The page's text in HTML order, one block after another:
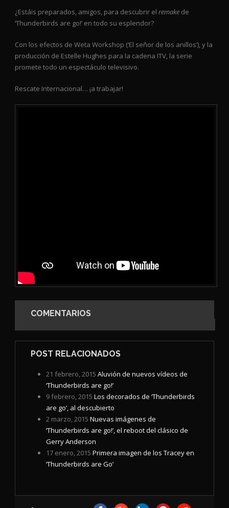
¿Estáis preparados, amigos, para descubrir el remake de
‘Thunderbirds are go!’ en todo su esplendor?
Con los efectos de Weta Workshop (‘El señor de los anillos’), y la
producción de Estelle Hughes para la cadena ITV, la serie
promete todo un espectáculo televisivo.
Rescate Internacional… ¡a trabajar!
COMENTARIOS
POST RELACIONADOS
21 febrero, 2015 Aluvión de nuevos vídeos de
‘Thunderbirds are go!’
9 febrero, 2015 Los decorados de ‘Thunderbirds
are go’, al descubierto
2 marzo, 2015 Nuevas imágenes de
‘Thunderbirds are go!’, el reboot del clásico de
Gerry Anderson
17 enero, 2015 Primera imagen de los Tracey en
‘Thunderbirds are Go’